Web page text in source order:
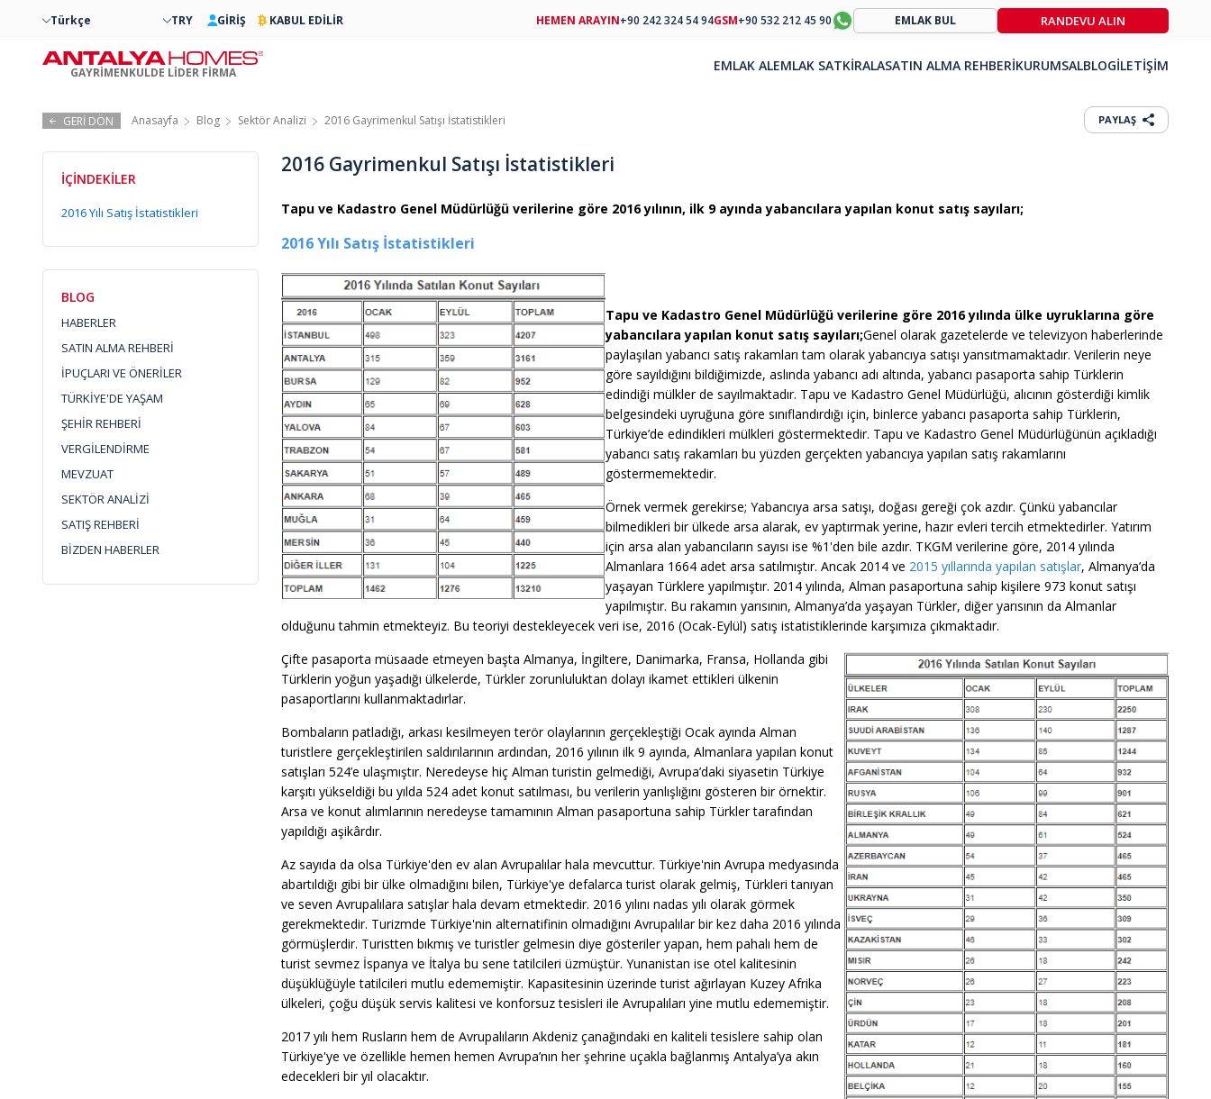
GERİ DÖN Anasayfa Blog Sektör Analizi 2016 Gayrimenkul Satışı İstatistikleri PAYLAŞ
İÇİNDEKİLER
2016 Yılı Satış İstatistikleri
BLOG
HABERLER
SATIN ALMA REHBERİ
İPUÇLARI VE ÖNERİLER
TÜRKİYE'DE YAŞAM
ŞEHİR REHBERİ
VERGİLENDİRME
MEVZUAT
SEKTÖR ANALİZİ
SATIŞ REHBERİ
BİZDEN HABERLER
2016 Gayrimenkul Satışı İstatistikleri
Tapu ve Kadastro Genel Müdürlüğü verilerine göre 2016 yılının, ilk 9 ayında yabancılara yapılan konut satış sayıları;
2016 Yılı Satış İstatistikleri
Tapu ve Kadastro Genel Müdürlüğü verilerine göre 2016 yılında ülke uyruklarına göre
yabancılara yapılan konut satış sayıları;Genel olarak gazetelerde ve televizyon haberlerinde
paylaşılan yabancı satış rakamları tam olarak yabancıya satışı yansıtmamaktadır. Verilerin neye
göre sayıldığını bildiğimizde, aslında yabancı adı altında, yabancı pasaporta sahip Türklerin
edindiği mülkler de sayılmaktadır. Tapu ve Kadastro Genel Müdürlüğü, alıcının gösterdiği kimlik
belgesindeki uyruğuna göre sınıflandırdığı için, binlerce yabancı pasaporta sahip Türklerin,
Türkiye’de edindikleri mülkleri göstermektedir. Tapu ve Kadastro Genel Müdürlüğünün açıkladığı
yabancı satış rakamları bu yüzden gerçekten yabancıya yapılan satış rakamlarını
göstermemektedir.
Örnek vermek gerekirse; Yabancıya arsa satışı, doğası gereği çok azdır. Çünkü yabancılar
bilmedikleri bir ülkede arsa alarak, ev yaptırmak yerine, hazır evleri tercih etmektedirler. Yatırım
için arsa alan yabancıların sayısı ise %1'den bile azdır. TKGM verilerine göre, 2014 yılında
Almanlara 1664 adet arsa satılmıştır. Ancak 2014 ve 2015 yıllarında yapılan satışlar, Almanya’da
yaşayan Türklere yapılmıştır. 2014 yılında, Alman pasaportuna sahip kişilere 973 konut satışı
yapılmıştır. Bu rakamın yarısının, Almanya’da yaşayan Türkler, diğer yarısının da Almanlar
olduğunu tahmin etmekteyiz. Bu teoriyi destekleyecek veri ise, 2016 (Ocak-Eylül) satış istatistiklerinde karşımıza çıkmaktadır.
Çifte pasaporta müsaade etmeyen başta Almanya, İngiltere, Danimarka, Fransa, Hollanda gibi
Türklerin yoğun yaşadığı ülkelerde, Türkler zorunluluktan dolayı ikamet ettikleri ülkenin
pasaportlarını kullanmaktadırlar.
Bombaların patladığı, arkası kesilmeyen terör olaylarının gerçekleştiği Ocak ayında Alman
turistlere gerçekleştirilen saldırılarının ardından, 2016 yılının ilk 9 ayında, Almanlara yapılan konut
satışları 524’e ulaşmıştır. Neredeyse hiç Alman turistin gelmediği, Avrupa’daki siyasetin Türkiye
karşıtı yükseldiği bu yılda 524 adet konut satılması, bu verilerin yanlışlığını gösteren bir örnektir.
Arsa ve konut alımlarının neredeyse tamamının Alman pasaportuna sahip Türkler tarafından
yapıldığı aşikârdır.
Az sayıda da olsa Türkiye'den ev alan Avrupalılar hala mevcuttur. Türkiye'nin Avrupa medyasında
abartıldığı gibi bir ülke olmadığını bilen, Türkiye'ye defalarca turist olarak gelmiş, Türkleri tanıyan
ve seven Avrupalılara satışlar hala devam etmektedir. 2016 yılını nadas yılı olarak görmek
gerekmektedir. Turizmde Türkiye'nin alternatifinin olmadığını Avrupalılar bir kez daha 2016 yılında
görmüşlerdir. Turistten bıkmış ve turistler gelmesin diye gösteriler yapan, hem pahalı hem de
turist sevmez İspanya ve İtalya bu sene tatilcileri üzmüştür. Yunanistan ise otel kalitesinin
düşüklüğüyle tatilcileri mutlu edememiştir. Kapasitesinin üzerinde turist ağırlayan Kuzey Afrika
ülkeleri, çoğu düşük servis kalitesi ve konforsuz tesisleri ile Avrupalıları yine mutlu edememiştir.
2017 yılı hem Rusların hem de Avrupalıların Akdeniz çanağındaki en kaliteli tesislere sahip olan
Türkiye'ye ve özellikle hemen hemen Avrupa’nın her şehrine uçakla bağlanmış Antalya’ya akın
edecekleri bir yıl olacaktır.
Türkçe TRY GİRİŞ KABUL EDİLİR
GAYRİMENKULDE LİDER FİRMA
HEMEN ARAYIN+90 242 324 54 94GSM+90 532 212 45 90 EMLAK BUL RANDEVU ALIN
EMLAK ALEMLAK SATKİRALASATIN ALMA REHBERİKURUMSALBLOGİLETİŞİM